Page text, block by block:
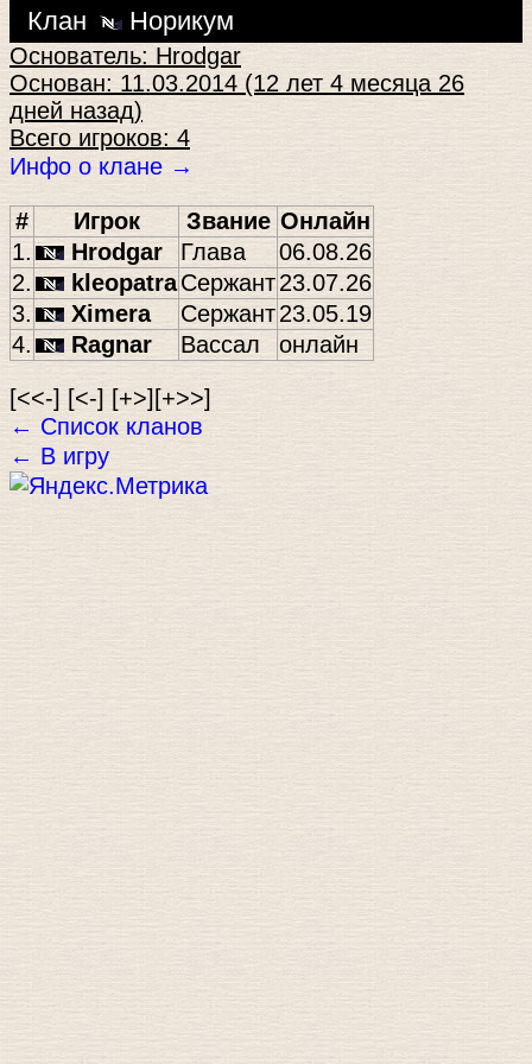
Клан Норикум
Основатель: Hrodgar
Основан: 11.03.2014 (12 лет 4 месяца 26
дней назад)
Всего игроков: 4
Инфо о клане →
# Игрок Звание Онлайн
1.
Hrodgar Глава
06.08.26
2.
kleopatraСержант23.07.26
3.
Ximera Сержант23.05.19
4.
Ragnar Вассал онлайн
[<<-] [<-] [+>][+>>]
← Список кланов
← В игру